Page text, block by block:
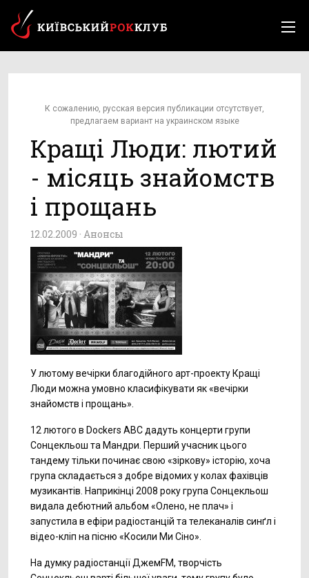
К сожалению, русская версия публикации отсутствует,
предлагаем вариант на украинском языке
Кращі Люди: лютий
- місяць знайомств
і прощань
12.02.2009 · Анонсы
У лютому вечірки благодійного арт-проекту Кращі
Люди можна умовно класифікувати як «вечірки
знайомств і прощань».
12 лютого в Dockers ABC дадуть концерти групи
Сонцекльош та Мандри. Перший учасник цього
тандему тільки починає свою «зіркову» історію, хоча
група складається з добре відомих у колах фахівців
музикантів. Наприкінці 2008 року група Сонцекльош
видала дебютний альбом «Олено, не плач» і
запустила в ефіри радіостанцій та телеканалів синґл і
відео-кліп на пісню «Косили Ми Сіно».
На думку радіостанції ДжемFM, творчість